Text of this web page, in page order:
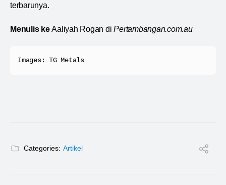
terbarunya.
Menulis keAaliyah Rogan diPertambangan.com.au
Images: TG Metals
Categories: Artikel